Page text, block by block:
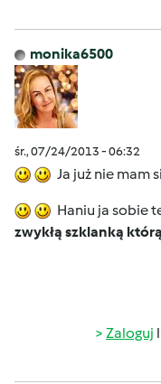
monika6500
śr., 07/24/2013 - 06:32
Ja już nie mam
Haniu ja sobie
zwykłą szklanką
Zaloguj